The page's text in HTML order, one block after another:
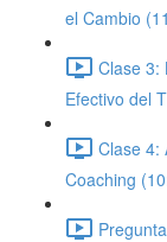
el Cambio
Clase 3:
Efectivo del
Clase 4:
Coaching